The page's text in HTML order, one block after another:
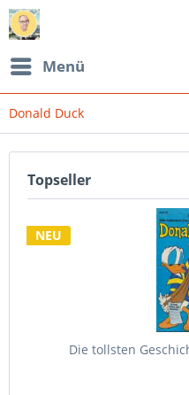
Menü
Donald Duck
Topseller
NEU
Die tollsten